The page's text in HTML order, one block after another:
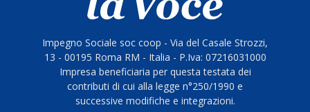
Impegno Sociale soc coop - Via del Casale Strozzi,
13 - 00195 Roma RM - Italia - P.Iva: 07216031000
Impresa beneficiaria per questa testata dei
contributi di cui alla legge n°250/1990 e
successive modifiche e integrazioni.